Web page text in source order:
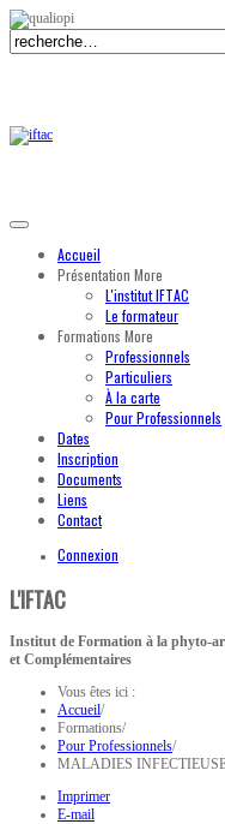
Accueil
Présentation More
L'institut IFTAC
Le formateur
Formations More
Professionnels
Particuliers
À la carte
Pour Professionnels
Dates
Inscription
Documents
Liens
Contact
Connexion
L'IFTAC
Institut de Formation à la phyto-
et Complémentaires
Vous êtes ici :
Accueil/
Formations/
Pour Professionnels/
MALADIES
Imprimer
E-mail